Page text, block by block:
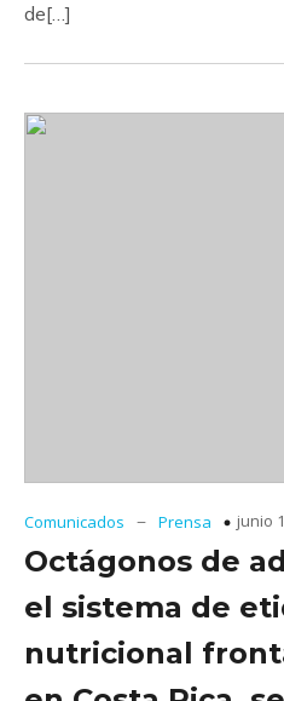
de[…]
Comunicados – Prensa junio
Octágonos de
el sistema de
nutricional